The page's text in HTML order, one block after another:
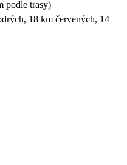
podle trasy)
18 km červených, 14